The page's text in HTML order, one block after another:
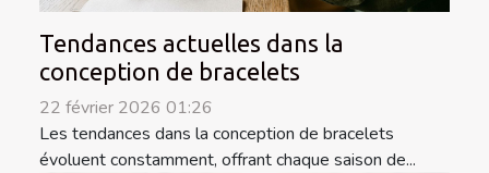
Tendances actuelles dans la
conception de bracelets
22 février 2026 01:26
Les tendances dans la conception de bracelets
évoluent constamment, offrant chaque saison de...